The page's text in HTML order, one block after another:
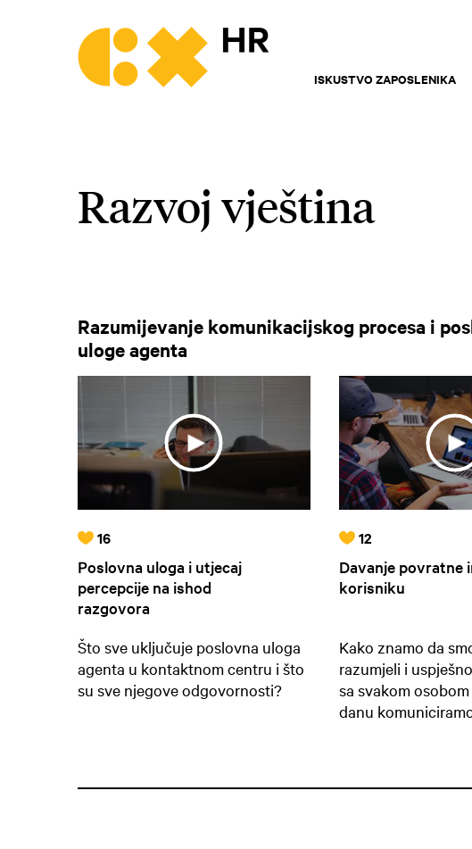
ISKUSTVO ZAPOSLENIKA
Razvoj vještina
Razumijevanje komunikacijskog procesa i
uloge agenta
16
Poslovna uloga i utjecaj
percepcije na ishod
razgovora
Što sve uključuje poslovna uloga
agenta u kontaktnom centru i što
su sve njegove odgovornosti?
12
Davanje povratne
korisniku
Kako znamo da
razumjeli i
sa svakom
danu